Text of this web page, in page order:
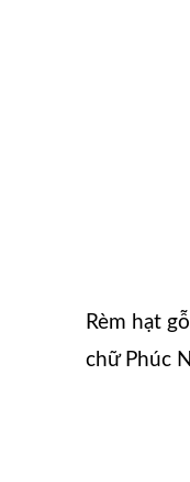
Rèm hạt
chữ Phúc